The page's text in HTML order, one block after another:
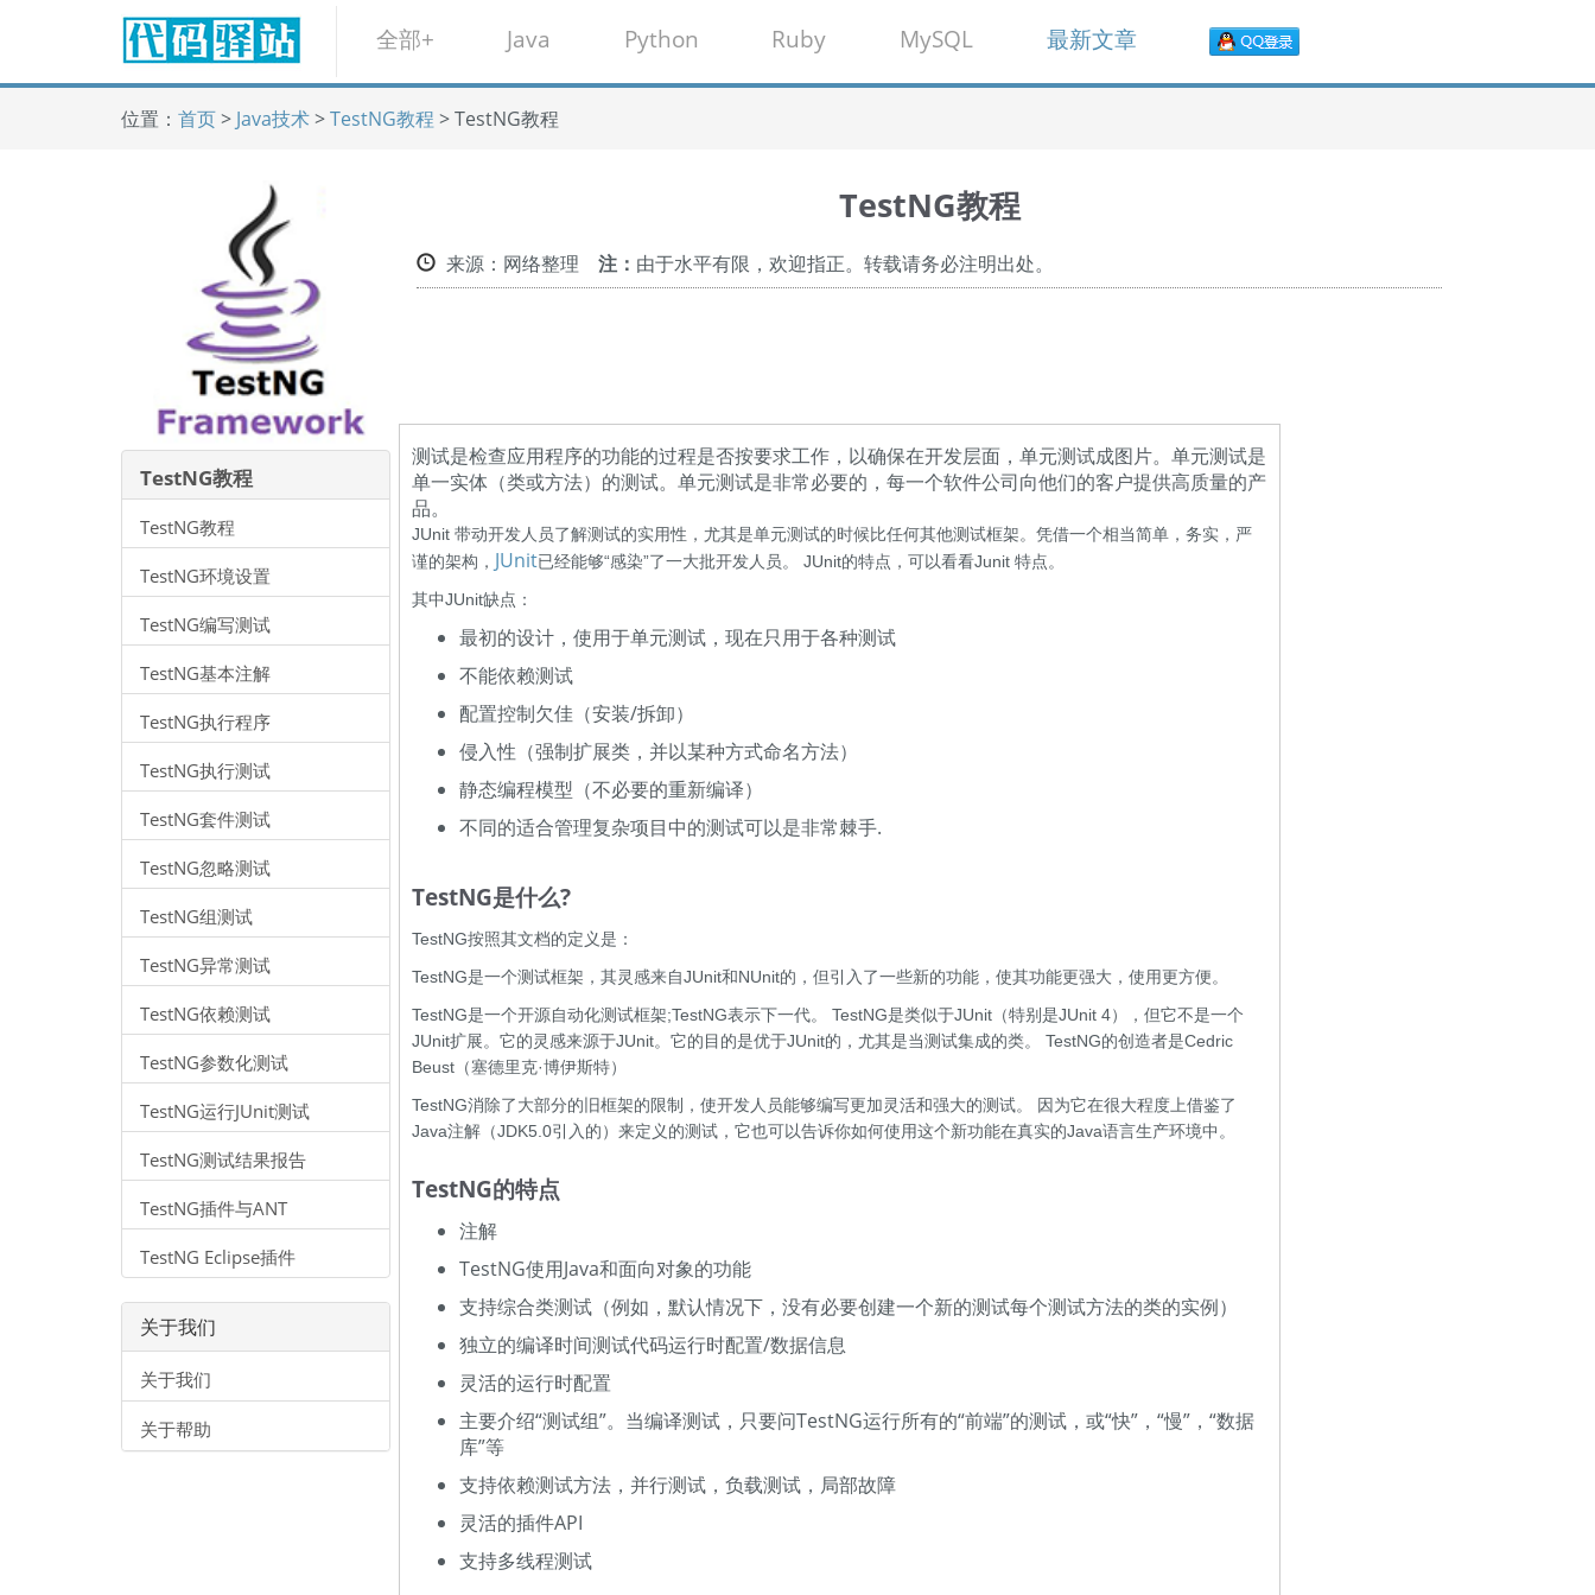
全部+ Java Python Ruby MySQL 最新文章
位置： 首页> Java技术>TestNG教程 > TestNG教程
TestNG教程
TestNG教程
TestNG环境设置
TestNG编写测试
TestNG基本注解
TestNG执行程序
TestNG执行测试
TestNG套件测试
TestNG忽略测试
TestNG组测试
TestNG异常测试
TestNG依赖测试
TestNG参数化测试
TestNG运行JUnit测试
TestNG测试结果报告
TestNG插件与ANT
TestNG Eclipse插件
关于我们
关于我们
关于帮助
TestNG教程
来源：网络整理注： 由于水平有限，欢迎指正。转载请务必注明出处。
测试是检查应用程序的功能的过程是否按要求工作，以确保在开发层面，单元测试成图片。单元测试是
单一实体（类或方法）的测试。单元测试是非常必要的，每一个软件公司向他们的客户提供高质量的产
品。
JUnit 带动开发人员了解测试的实用性，尤其是单元测试的时候比任何其他测试框架。凭借一个相当简单，务实，严
谨的架构， JUnit已经能够“感染”了一大批开发人员。 JUnit的特点，可以看看Junit 特点。
其中JUnit缺点：
最初的设计，使用于单元测试，现在只用于各种测试
不能依赖测试
配置控制欠佳（安装/拆卸）
侵入性（强制扩展类，并以某种方式命名方法）
静态编程模型（不必要的重新编译）
不同的适合管理复杂项目中的测试可以是非常棘手.
TestNG是什么?
TestNG按照其文档的定义是：
TestNG是一个测试框架，其灵感来自JUnit和NUnit的，但引入了一些新的功能，使其功能更强大，使用更方便。
TestNG是一个开源自动化测试框架;TestNG表示下一代。 TestNG是类似于JUnit（特别是JUnit 4），但它不是一个
JUnit扩展。它的灵感来源于JUnit。它的目的是优于JUnit的，尤其是当测试集成的类。 TestNG的创造者是Cedric
Beust（塞德里克·博伊斯特）
TestNG消除了大部分的旧框架的限制，使开发人员能够编写更加灵活和强大的测试。 因为它在很大程度上借鉴了
Java注解（JDK5.0引入的）来定义的测试，它也可以告诉你如何使用这个新功能在真实的Java语言生产环境中。
TestNG的特点
注解
TestNG使用Java和面向对象的功能
支持综合类测试（例如，默认情况下，没有必要创建一个新的测试每个测试方法的类的实例）
独立的编译时间测试代码运行时配置/数据信息
灵活的运行时配置
主要介绍“测试组”。当编译测试，只要问TestNG运行所有的“前端”的测试，或“快”，“慢”，“数据
库”等
支持依赖测试方法，并行测试，负载测试，局部故障
灵活的插件API
支持多线程测试